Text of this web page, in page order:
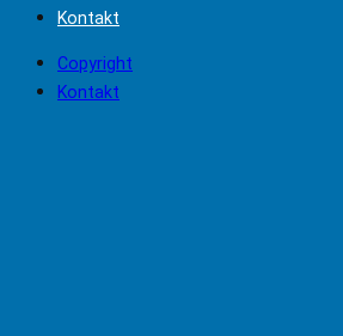
Kontakt
Copyright
Kontakt